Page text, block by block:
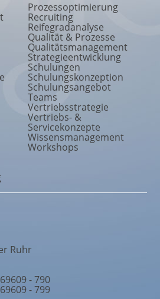
Prozessoptimierung
Recruiting
Reifegradanalyse
Qualität & Prozesse
Qualitätsmanagement
Strategieentwicklung
Schulungen
Schulungskonzeption
Schulungsangebot
Teams
Vertriebsstrategie
Vertriebs- &
Servicekonzepte
Wissensmanagement
Workshops
Ruhr
- 790
- 799